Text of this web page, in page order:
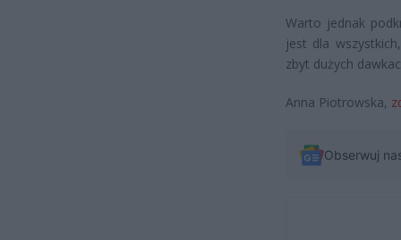
Warto jednak
jest dla
zbyt dużych
Anna Piotrowska,
Obserwuj